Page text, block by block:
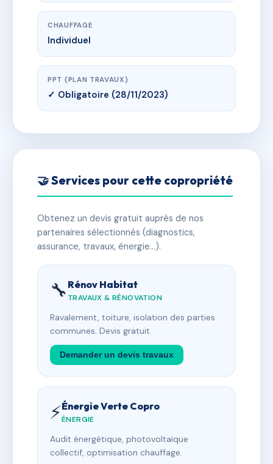
CHAUFFAGE
Individuel
PPT (PLAN TRAVAUX)
✓ Obligatoire (28/11/2023)
🤝 Services pour cette copropriété
Obtenez un devis gratuit auprès de nos
partenaires sélectionnés (diagnostics,
assurance, travaux, énergie…).
🔧 Rénov Habitat
TRAVAUX & RÉNOVATION
Ravalement, toiture, isolation des parties
communes. Devis gratuit.
Demander un devis travaux
⚡Énergie Verte Copro
ÉNERGIE
Audit énergétique, photovoltaïque
collectif, optimisation chauffage.